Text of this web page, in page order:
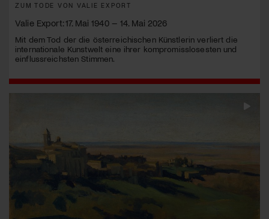
ZUM TODE VON VALIE EXPORT
Valie Export: 17. Mai 1940 – 14. Mai 2026
Mit dem Tod der die österreichischen Künstlerin verliert die
internationale Kunstwelt eine ihrer kompromisslosesten und
einflussreichsten Stimmen.